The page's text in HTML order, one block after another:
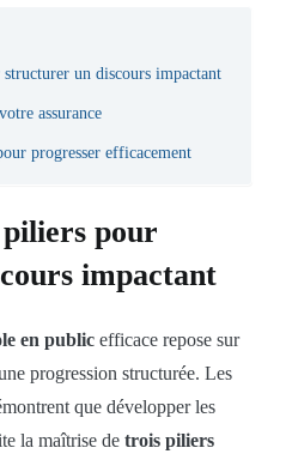
un discours impactant
assurance
progresser efficacement
piliers pour
impactant
en public efficace repose sur
progression structurée. Les
que développer les
la maîtrise de trois piliers